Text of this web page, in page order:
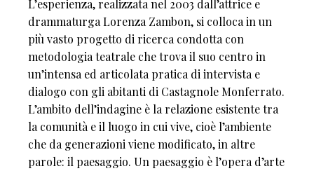
L’esperienza, realizzata nel 2003 dall’attrice e
drammaturga Lorenza Zambon, si colloca in un
più vasto progetto di ricerca condotta con
metodologia teatrale che trova il suo centro in
un’intensa ed articolata pratica di intervista e
dialogo con gli abitanti di Castagnole Monferrato.
L’ambito dell’indagine è la relazione esistente tra
la comunità e il luogo in cui vive, cioè l’ambiente
che da generazioni viene modificato, in altre
parole: il paesaggio. Un paesaggio è l’opera d’arte